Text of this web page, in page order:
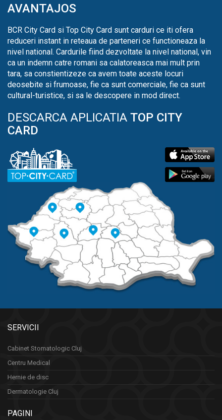
AVANTAJOS
BCR City Card si Top City Card sunt carduri ce iti ofera
reduceri instant in reteaua de parteneri ce functioneaza la
nivel national. Cardurile fiind dezvoltate la nivel national, vin
ca un indemn catre romani sa calatoreasca mai mult prin
tara, sa constientizeze ca avem toate aceste locuri
deosebite si frumoase, fie ca sunt comerciale, fie ca sunt
cultural-turistice, si sa le descopere in mod direct.
DESCARCA APLICATIA TOP CITY
CARD
SERVICII
Cabinet Stomatologic Cluj
Centru Medical
Hernie de disc
Dermatologie Cluj
PAGINI